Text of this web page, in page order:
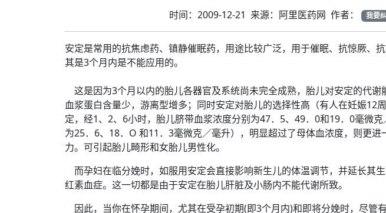
时间：2009-12-21 来源：阿里医药网 作者： 我要
安定是常用的抗焦虑药、镇静催眠药，用途比较广泛，用于催眠、抗惊厥、
其是3个月内是不能应用的。
这是因为3个月以内的胎儿各器官及系统尚未完全成熟，胎儿对安定的代谢
血浆蛋白含量少，游离型增多；同时安定对胎儿的选择性高（有人在妊娠12
定，经1、2、6小时，胎儿脐带血浆浓度分别为47．5、49．0和19．0毫微
为25．6、18．O 和11．3毫微克／毫升），明显超过了母体血浓度，则更进
力。可引起胎儿畸形和女胎儿男性化。
而孕妇在临分娩时，如服用安定会直接影响新生儿的体温调节，并延长其
红素血症。这一切都是由于安定在胎儿肝脏及小肠内不能代谢所致。
因此，当你在怀孕期间，尤其在受孕初期(即3个月内)和即将分娩时，尽管